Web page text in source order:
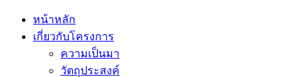
หน้าหลัก
เกี่ยวกับโครงการ
ความเป็นมา
วัตถุประสงค์